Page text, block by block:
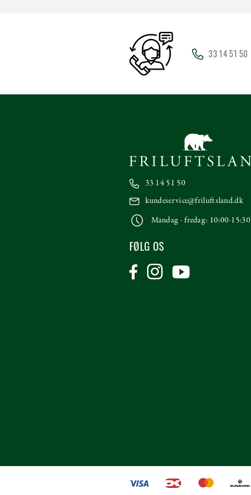
33 14 51 50
33 14 51 50
kundeservice@friluftsland.dk
Mandag - fredag: 10:00-15:30
FØLG OS